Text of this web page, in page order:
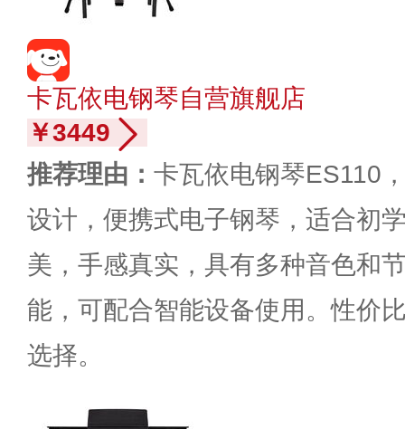
卡瓦依电钢琴自营旗舰店
￥3449
推荐理由： 卡瓦依电钢琴ES110
设计，便携式电子钢琴，适合初
美，手感真实，具有多种音色和
能，可配合智能设备使用。性价
选择。